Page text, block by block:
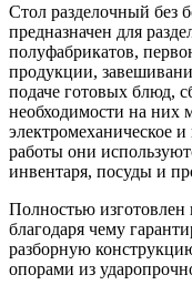
Стол разделочный без
предназначен для
полуфабрикатов,
продукции,
подаче готовых блюд,
необходимости на них
электромеханическое
работы они
инвентаря, посуды и
Полностью изготовлен
благодаря чему
разборную
опорами из